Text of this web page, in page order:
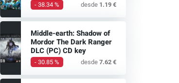
- 38.34 % desde 1.19 €
Middle-earth: Shadow of
Mordor The Dark Ranger
DLC (PC) CD key
- 30.85 % desde 7.62 €